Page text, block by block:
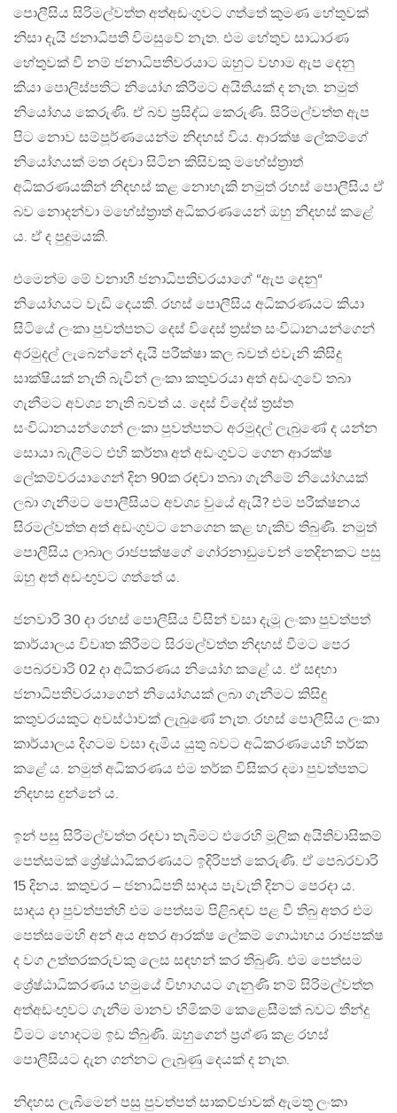
පොලීසිය සිරිමල්වත්ත අත්අඩංගුවට ගත්තේ කුමණ හේතුවක්
නිසා දැයි ජනාධිපති විමසුවේ නැත. එම හේතුව සාධාරණ
හේතුවක් වී නම් ජනාධිපතිවරයාට ඔහුට වහාම ඇප දෙනු
කියා පොලිස්පතිට නියෝග කිරීමට අයිතියක් ද නැත. නමුත්
නියෝගය කෙරුණි. ඒ බව ප්‍රසිද්ධ කෙරුණි. සිරිමල්වත්ත ඇප
පිට නොව සම්පූර්ණයෙන්ම නිදහස් විය. ආරක්ෂ ලේකම්ගේ
නියෝගයක් මත රඳවා සිටින කිසිවකු මහේස්ත්‍රාත්
අධිකරණයකින් නිදහස් කළ නොහැකි නමුත් රහස් පොලීසිය ඒ
බව නොදන්වා මහේස්ත්‍රාත් අධිකරණයෙන් ඔහු නිදහස් කළේ
ය. ඒ ද පුදුමයකි.
එමෙන්ම මේ වනාහී ජනාධිපතිවරයාගේ “ඇප දෙනු“
නියෝගයට වැඩි දෙයකි. රහස් පොලීසිය අධිකරණයට කියා
සිටියේ ලංකා පුවත්පතට දෙස් විදෙස් ත්‍රස්ත සංවිධානයන්ගෙන්
අරමුදල් ලැබෙන්නේ දැයි පරීක්ෂා කල බවත් එවැනි කිසිදු
සාක්ෂියක් නැති බැවින් ලංකා කතුවරයා අත් අඩංගුවේ තබා
ගැනීමට අවශ්‍ය නැති බවත් ය. දෙස් විදේස් ත්‍රස්ත
සංවිධානයන්ගෙන් ලංකා පුවත්පතට අරමුදල් ලැබුණේ ද යන්න
සොයා බැලීමට එහි කර්තෘ අත් අඩංගුවට ගෙන ආරක්ෂ
ලේකම්වරයාගෙන් දින 90ක රඳවා තබා ගැනීමේ නියෝගයක්
ලබා ගැනීමට පොලීසියට අවශ්‍ය වුයේ ඇයි? එම පරීක්ෂනය
සිරමල්වත්ත අත් අඩංගුවට නෙගෙන කළ හැකිව තිබුණි. නමුත්
පොලීසිය ලාබාල රාජපක්ෂගේ ගෝරනාඩුවෙන් තෙදිනකට පසු
ඔහු අත් අඩංඟුවට ගත්තේ ය.
ජනවාරි 30 දා රහස් පොලීසිය විසින් වසා දැමූ ලංකා පුවත්පත්
කාර්යාලය විවෘත කිරීමට සිරමල්වත්ත නිදහස් වීමට පෙර
පෙබරවාරි 02 දා අධිකරණය නියෝග කළේ ය. ඒ සඳහා
ජනාධිපතිවරයාගෙන් නියෝගයක් ලබා ගැනීමට කිසිඳු
කතුවරයකුට අවස්ථාවක් ලැබුණේ නැත. රහස් පොලීසිය ලංකා
කාර්යාලය දිගටම වසා දැමිය යුතු බවට අධිකරණයෙහි තර්ක
කළේ ය. නමුත් අධිකරණය එම තර්ක විසිකර දමා පුවත්පතට
නිදහස දුන්නේ ය.
ඉන් පසු සිරිමල්වත්ත රඳවා තැබීමට එරෙහි මූලික අයිතිවාසිකම්
පෙත්සමක් ශ්‍රේෂ්ඨාධිකරණයට ඉදිරිපත් කෙරුණි. ඒ පෙබරවාරි
15 දිනය. කතුවර – ජනාධිපති සාදය පැවැති දිනට පෙරදා ය.
සාදය දා පුවත්පත්හි එම පෙත්සම පිළිබඳව පළ වී තිබු අතර එම
පෙත්සමෙහි අන් අය අතර ආරක්ෂ ලේකම් ගොඨාභය රාජපක්ෂ
ද වග උත්තරකරුවකු ලෙස සඳහන් කර තිබුණි. එම පෙත්සම
ශ්‍රේෂ්ඨාධිකරණය හමුයේ විභාගයට ගැනුණි නම් සිරිමල්වත්ත
අත්අඩංඟුවට ගැනීම මානව හිමිකම් කෙළෙසීමක් බවට තීන්දු
වීමට හොදටම ඉඩ තිබුණි. ඔහුගෙන් ප්‍රශ්ණ කළ රහස්
පොලීසියට දැන ගන්නට ලැබුණු දෙයක් ද නැත.
නිදහස ලැබීමෙන් පසු පුවත්පත් සාකච්ජාවක් ඇමතූ ලංකා